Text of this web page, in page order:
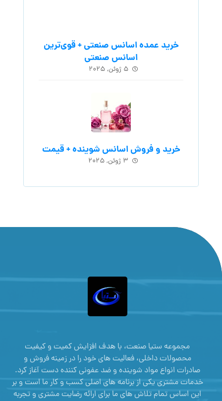
خرید عمده اسانس صنعتی + قوی‌ترین
اسانس‌ صنعتی
۵ ژوئن, ۲۰۲۵
خرید و فروش اسانس شوینده + قیمت
۳ ژوئن, ۲۰۲۵
مجموعه ستیا صنعت، با هدف افزایش کمیت و کیفیت
محصولات داخلی، فعالیت های خود را در زمینه فروش و
صادرات انواع مواد شوینده و ضد عفونی کننده دست آغاز کرد.
خدمات مشتری یکی از برنامه های اصلی کسب و کار ما است و بر
این اساس تمام تلاش های ما برای ارائه رضایت مشتری و تجربه